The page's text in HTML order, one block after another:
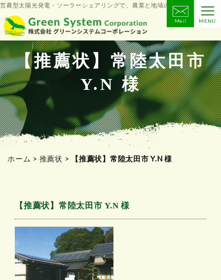
コ
ン
テ
ン
ツ
へ
ス
キ
ッ
プ
営農型太陽光発電・ソーラーシェアリングで、農業と地域の未来をつくる
Mail MENU
【推薦状】常陸太田市
Y.N 様
ホーム > 推薦状 > 【推薦状】常陸太田市 Y.N 様
【推薦状】常陸太田市 Y.N 様